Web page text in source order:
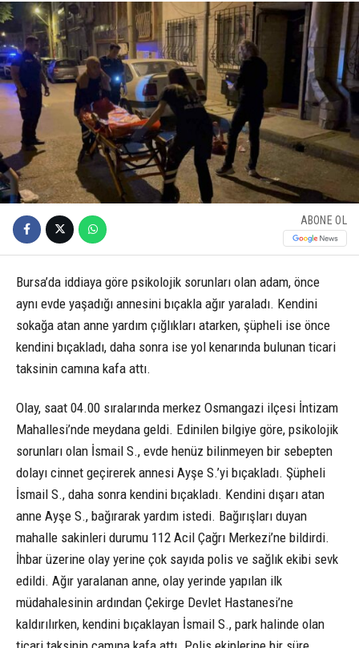
ABONE OL
Bursa’da iddiaya göre psikolojik sorunları olan adam, önce
aynı evde yaşadığı annesini bıçakla ağır yaraladı. Kendini
sokağa atan anne yardım çığlıkları atarken, şüpheli ise önce
kendini bıçakladı, daha sonra ise yol kenarında bulunan ticari
taksinin camına kafa attı.
Olay, saat 04.00 sıralarında merkez Osmangazi ilçesi İntizam
Mahallesi’nde meydana geldi. Edinilen bilgiye göre, psikolojik
sorunları olan İsmail S., evde henüz bilinmeyen bir sebepten
dolayı cinnet geçirerek annesi Ayşe S.’yi bıçakladı. Şüpheli
İsmail S., daha sonra kendini bıçakladı. Kendini dışarı atan
anne Ayşe S., bağırarak yardım istedi. Bağırışları duyan
mahalle sakinleri durumu 112 Acil Çağrı Merkezi’ne bildirdi.
İhbar üzerine olay yerine çok sayıda polis ve sağlık ekibi sevk
edildi. Ağır yaralanan anne, olay yerinde yapılan ilk
müdahalesinin ardından Çekirge Devlet Hastanesi’ne
kaldırılırken, kendini bıçaklayan İsmail S., park halinde olan